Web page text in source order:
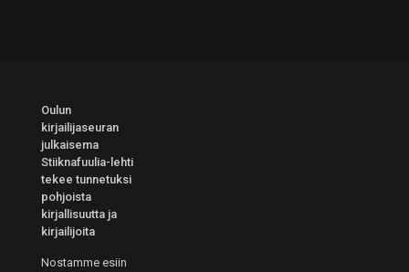
Oulun
kirjailijaseuran
julkaisema
Stiiknafuulia-lehti
tekee tunnetuksi
pohjoista
kirjallisuutta ja
kirjailijoita
Nostamme esiin